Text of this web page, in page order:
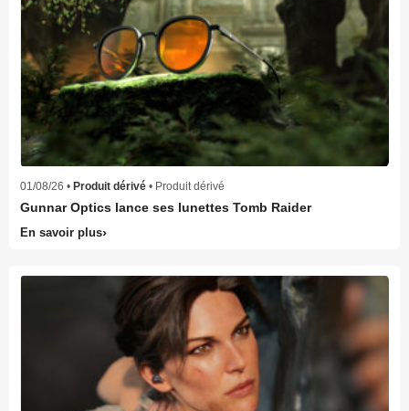
01/08/26 • Produit dérivé • Produit dérivé
Gunnar Optics lance ses lunettes Tomb Raider
En savoir plus